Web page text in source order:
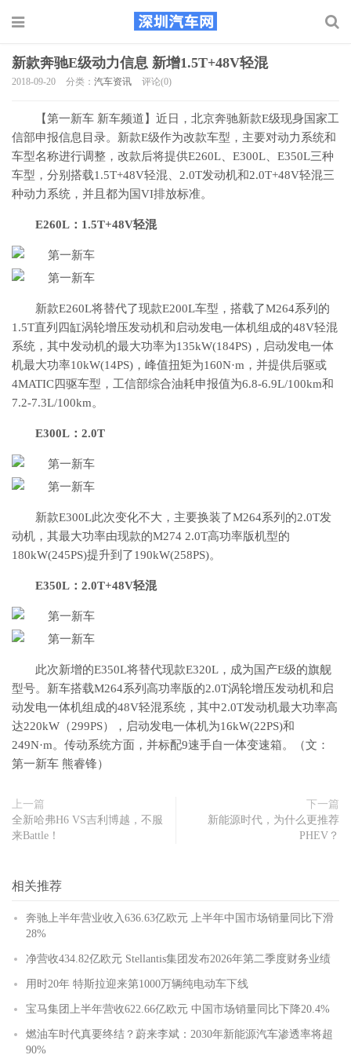
新款奔驰E级动力信息 新增1.5T+48V轻混
2018-09-20 分类： 汽车资讯 评论(0)
【第一新车 新车频道】近日，北京奔驰新款E级现身国家工
信部申报信息目录。新款E级作为改款车型，主要对动力系统和
车型名称进行调整，改款后将提供E260L、E300L、E350L三种
车型，分别搭载1.5T+48V轻混、2.0T发动机和2.0T+48V轻混三
种动力系统，并且都为国VI排放标准。
E260L：1.5T+48V轻混
新款E260L将替代了现款E200L车型，搭载了M264系列的
1.5T直列四缸涡轮增压发动机和启动发电一体机组成的48V轻混
系统，其中发动机的最大功率为135kW(184PS)，启动发电一体
机最大功率10kW(14PS)，峰值扭矩为160N·m，并提供后驱或
4MATIC四驱车型，工信部综合油耗申报值为6.8-6.9L/100km和
7.2-7.3L/100km。
E300L：2.0T
新款E300L此次变化不大，主要换装了M264系列的2.0T发
动机，其最大功率由现款的M274 2.0T高功率版机型的
180kW(245PS)提升到了190kW(258PS)。
E350L：2.0T+48V轻混
此次新增的E350L将替代现款E320L，成为国产E级的旗舰
型号。新车搭载M264系列高功率版的2.0T涡轮增压发动机和启
动发电一体机组成的48V轻混系统，其中2.0T发动机最大功率高
达220kW（299PS），启动发电一体机为16kW(22PS)和
249N·m。传动系统方面，并标配9速手自一体变速箱。（文：
第一新车 熊睿锋）
上一篇
全新哈弗H6 VS吉利博越，不服
来Battle！
下一篇
新能源时代，为什么更推荐
PHEV？
相关推荐
奔驰上半年营业收入636.63亿欧元 上半年中国市场销量同比下滑
28%
净营收434.82亿欧元 Stellantis集团发布2026年第二季度财务业绩
用时20年 特斯拉迎来第1000万辆纯电动车下线
宝马集团上半年营收622.66亿欧元 中国市场销量同比下降20.4%
燃油车时代真要终结？蔚来李斌：2030年新能源汽车渗透率将超
90%